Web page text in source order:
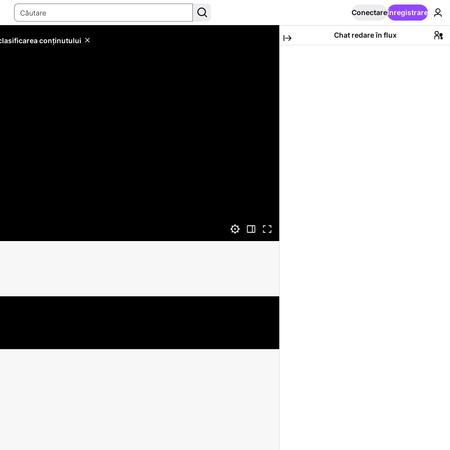
ConectareÎnregistrare
conținutului
Chat redare în flux